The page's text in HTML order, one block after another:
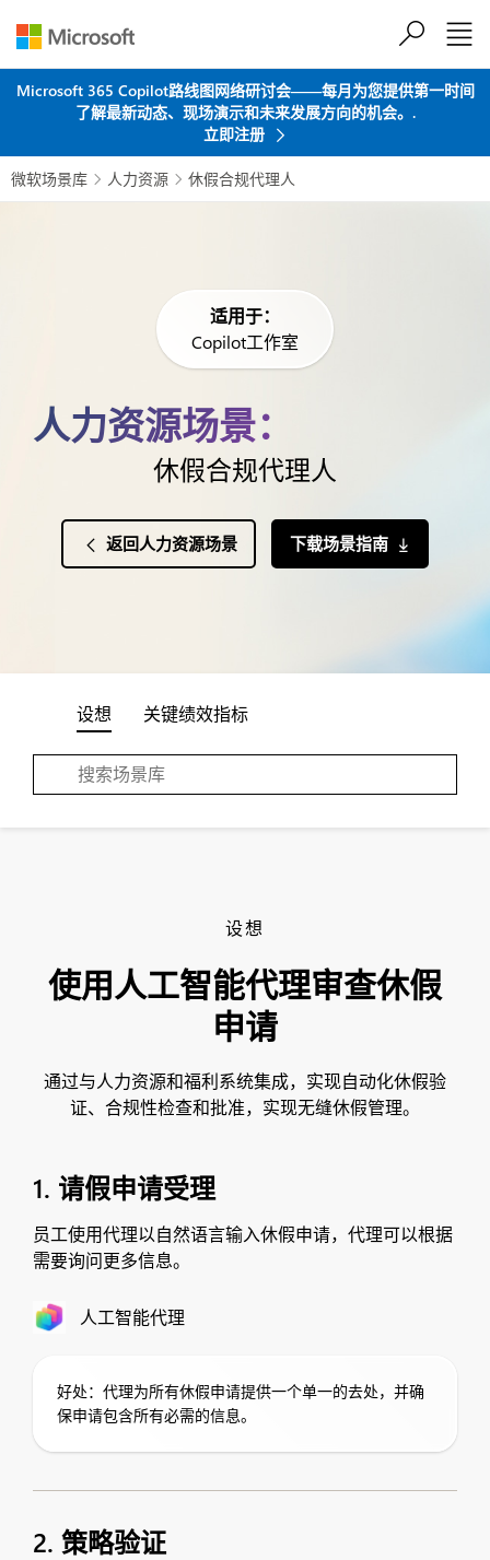
Microsoft 365 Copilot路线图网络研讨会——每月为您提供第一时间
了解最新动态、现场演示和未来发展方向的机会。.
立即注册
微软场景库  人力资源  休假合规代理人
适用于：
Copilot工作室
人力资源场景：
休假合规代理人
返回人力资源场景 下载场景指南
设想 关键绩效指标
设想
使用人工智能代理审查休假
申请
通过与人力资源和福利系统集成，实现自动化休假验
证、合规性检查和批准，实现无缝休假管理。
1. 请假申请受理
员工使用代理以自然语言输入休假申请，代理可以根据
需要询问更多信息。
人工智能代理
好处：代理为所有休假申请提供一个单一的去处，并确
保申请包含所有必需的信息。
2. 策略验证